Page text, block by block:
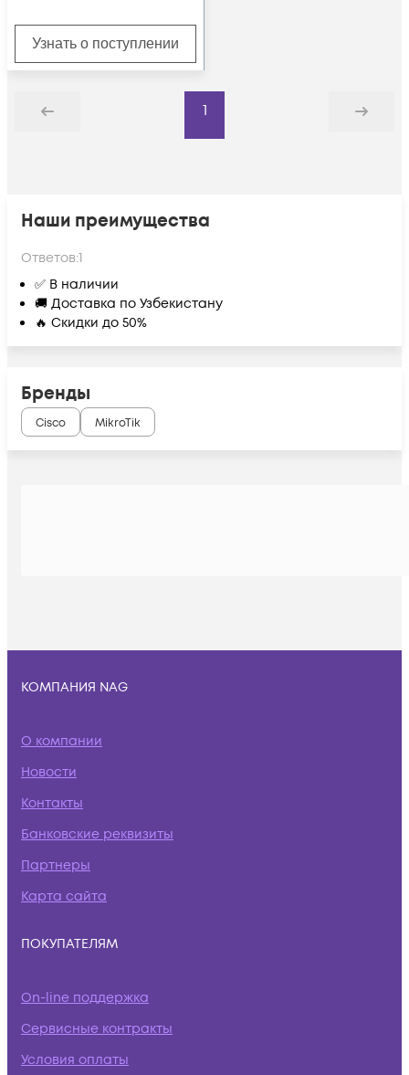
Узнать о поступлении
Назад
1
Дальше
Наши преимущества
Ответов:1
✅ В наличии
🚚 Доставка по Узбекистану
🔥 Скидки до 50%
Бренды
Cisco MikroTik
КОМПАНИЯ NAG
О компании
Новости
Контакты
Банковские реквизиты
Партнеры
Карта сайта
ПОКУПАТЕЛЯМ
On-line поддержка
Сервисные контракты
Условия оплаты